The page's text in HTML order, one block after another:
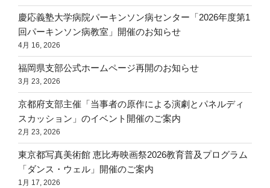
慶応義塾大学病院パーキンソン病センター「2026年度第1
回パーキンソン病教室」開催のお知らせ
4月 16, 2026
福岡県支部公式ホームページ再開のお知らせ
3月 23, 2026
京都府支部主催「当事者の原作による演劇とパネルディ
スカッション」のイベント開催のご案内
2月 23, 2026
東京都写真美術館 恵比寿映画祭2026教育普及プログラム
「ダンス・ウェル」開催のご案内
1月 17, 2026